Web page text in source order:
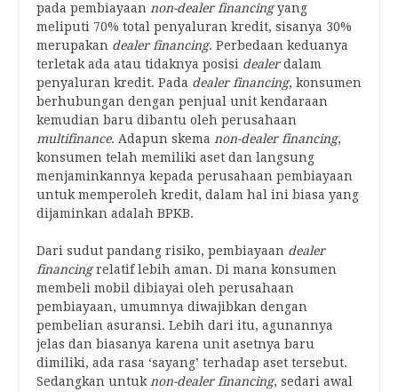
pada pembiayaan non-dealer financingyang
meliputi 70% total penyaluran kredit, sisanya 30%
merupakan dealer financing. Perbedaan keduanya
terletak ada atau tidaknya posisi dealerdalam
penyaluran kredit. Pada dealer financing, konsumen
berhubungan dengan penjual unit kendaraan
kemudian baru dibantu oleh perusahaan
multifinance. Adapun skema non-dealer financing,
konsumen telah memiliki aset dan langsung
menjaminkannya kepada perusahaan pembiayaan
untuk memperoleh kredit, dalam hal ini biasa yang
dijaminkan adalah BPKB.
Dari sudut pandang risiko, pembiayaan dealer
financingrelatif lebih aman. Di mana konsumen
membeli mobil dibiayai oleh perusahaan
pembiayaan, umumnya diwajibkan dengan
pembelian asuransi. Lebih dari itu, agunannya
jelas dan biasanya karena unit asetnya baru
dimiliki, ada rasa ‘sayang’ terhadap aset tersebut.
Sedangkan untuk non-dealer financing, sedari awal